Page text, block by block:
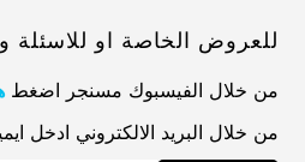
للعروض الخاصة او للاسئلة
من خلال الفيسبوك مسنجر اضغط
من خلال البريد الالكتروني ادخل